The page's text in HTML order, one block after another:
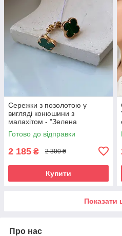
Сережки з позолотою у
вигляді конюшини з
малахітом - "Зелена
конюшина" (1 см)
Готово до відправки
2 185 ₴ 2 300 ₴
Купити
Показати
Про нас